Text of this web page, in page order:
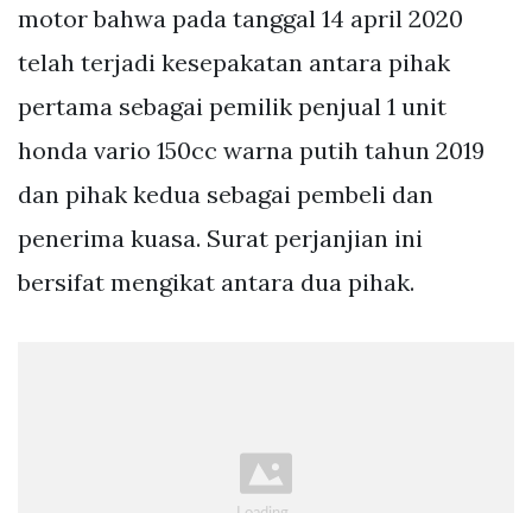
motor bahwa pada tanggal 14 april 2020
telah terjadi kesepakatan antara pihak
pertama sebagai pemilik penjual 1 unit
honda vario 150cc warna putih tahun 2019
dan pihak kedua sebagai pembeli dan
penerima kuasa. Surat perjanjian ini
bersifat mengikat antara dua pihak.